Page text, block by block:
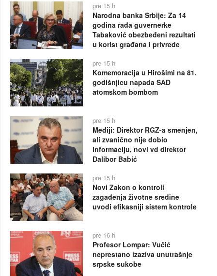
pre 15 h
Narodna banka Srbije: Za 14
godina rada guvernerke
Tabaković obezbeđeni rezultati
u korist građana i privrede
pre 15 h
Komemoracija u Hirošimi na 81.
godišnjicu napada SAD
atomskom bombom
pre 15 h
Mediji: Direktor RGZ-a smenjen,
ali zvanično nije dobio
informaciju, novi vd direktor
Dalibor Babić
pre 15 h
Novi Zakon o kontroli
zagađenja životne sredine
uvodi efikasniji sistem kontrole
pre 16 h
Profesor Lompar: Vučić
neprestano izaziva unutrašnje
srpske sukobe